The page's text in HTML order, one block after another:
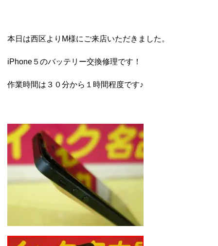
本日は西区よりM様にご来店いただきました。
iPhone５のバッテリー交換修理です！
作業時間は３０分から１時間程度です♪